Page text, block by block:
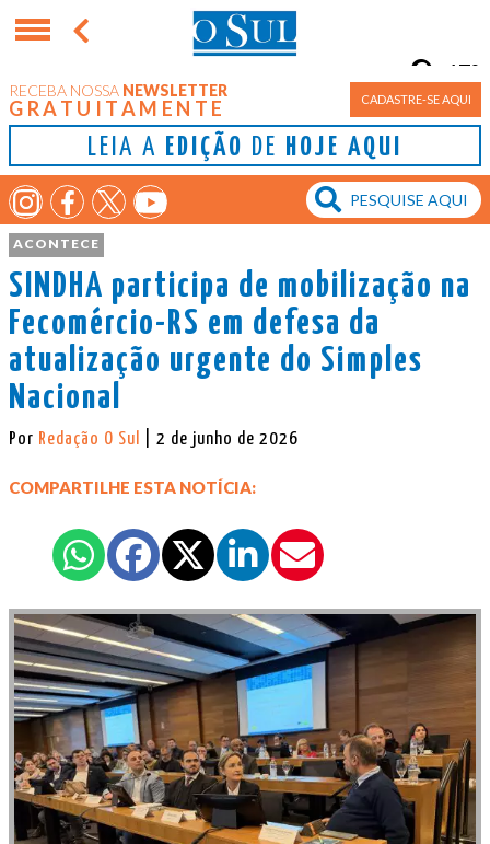
RECEBA NOSSA NEWSLETTER
GRATUITAMENTE CADASTRE-SE AQUI
LEIA A EDIÇÃO DE HOJE AQUI
Porto Alegre
17°
ACONTECE
SINDHA participa de mobilização na
Fecomércio-RS em defesa da
atualização urgente do Simples
Nacional
Por Redação O Sul | 2 de junho de 2026
COMPARTILHE ESTA NOTÍCIA: